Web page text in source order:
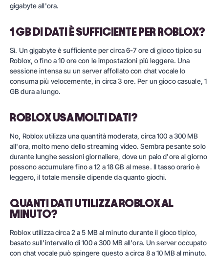
gigabyte all'ora.
1 GB DI DATI È SUFFICIENTE PER ROBLOX?
Sì. Un gigabyte è sufficiente per circa 6-7 ore di gioco tipico su
Roblox, o fino a 10 ore con le impostazioni più leggere. Una
sessione intensa su un server affollato con chat vocale lo
consuma più velocemente, in circa 3 ore. Per un gioco casuale, 1
GB dura a lungo.
ROBLOX USA MOLTI DATI?
No, Roblox utilizza una quantità moderata, circa 100 a 300 MB
all'ora, molto meno dello streaming video. Sembra pesante solo
durante lunghe sessioni giornaliere, dove un paio d'ore al giorno
possono accumulare fino a 12 a 18 GB al mese. Il tasso orario è
leggero, il totale mensile dipende da quanto giochi.
QUANTI DATI UTILIZZA ROBLOX AL
MINUTO?
Roblox utilizza circa 2 a 5 MB al minuto durante il gioco tipico,
basato sull'intervallo di 100 a 300 MB all'ora. Un server occupato
con chat vocale può spingere questo a circa 8 a 10 MB al minuto.